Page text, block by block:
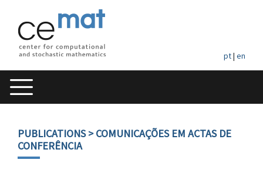
pt| en
PUBLICATIONS> COMUNICAÇÕES EM ACTAS DE
CONFERÊNCIA